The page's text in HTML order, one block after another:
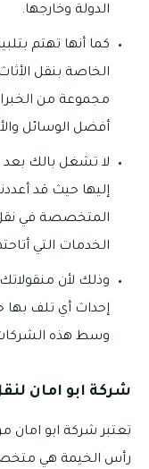
الدولة وخارجها.
كما أنها تهتم
الخاصة بنقل
مجموعة من
أفضل الوسائل
لا تشغل بالك بعد
إليها حيث قد
المتخصصة في نقل
الخدمات التي
وذلك لأن
إحداث أي تلف
وسط هذه
شركة ابو امان
تعتبر شركة ابو امان
رأس الخيمة هي